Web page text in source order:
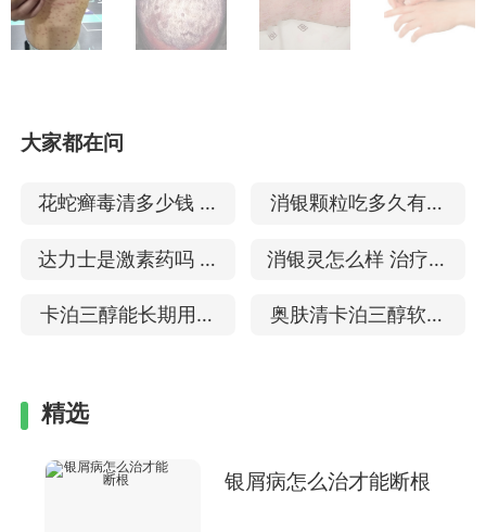
大家都在问
花蛇癣毒清多少钱 治
疗牛皮癣有效果吗
消银颗粒吃多久有效
对牛皮癣有副作用吗
达力士是激素药吗 治
疗银屑病好吗
消银灵怎么样 治疗银
屑病好吗
卡泊三醇能长期用吗
奥肤清卡泊三醇软膏
精选
银屑病怎么治才能断根